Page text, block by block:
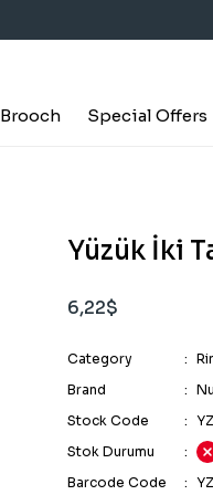
Brooch Special Offers
Yüzük İki
6,22$
Category
Brand
Stock Code
Stok Durumu
Barcode Code